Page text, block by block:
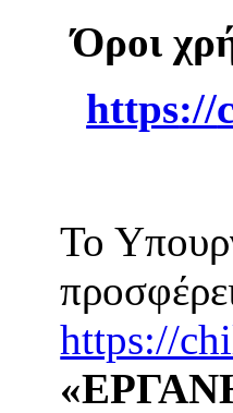
Όροι
https://
Το
https://